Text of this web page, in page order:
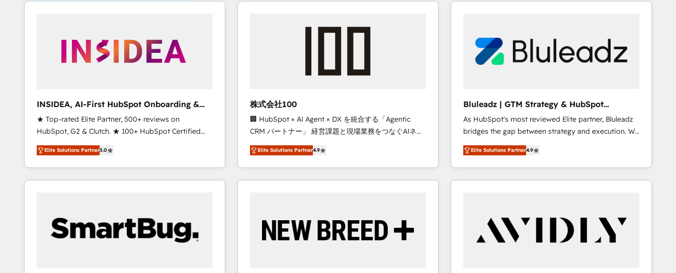
INSIDEA, AI-First HubSpot Onboarding &
RevOps
★ Top-rated Elite Partner, 500+ reviews on
HubSpot, G2 & Clutch. ★ 100+ HubSpot Certified
Experts & Trainers across the team ★ 1,500+
implementations across five continents ★ AI-First,
RevOps-led, Onboarding obsessed ★ Company of
the Year 2024/25 INSIDEA helps growing companies
workflows that drive adoption from week one, in
your time zone. What we do ➤ Onboarding: Live in
weeks, with workflows built around your business,
Elite Solutions Partner5.0
株式会社100
🏢 HubSpot × AI Agent × DX を統合する「Agentic
CRM パートナー」 経営課題と現場業務をつなぐAIネイ
ティブ・エージェンシーとして、HubSpot Eliteの実装
力で顧客フロント業務を再設計します。 💡 100inc は何
をする会社か？ HubSpotを共通基盤に、AIエージェン
トを組み込んだ顧客フロント業務（マーケティング・営
を、CRMを軸とした全社共通基盤に再構築します。意
思決定者・PMO・現場担当者に並走します。 1️⃣
Elite Solutions Partner4.9
Bluleadz | GTM Strategy & HubSpot
Implementation
As HubSpot's most reviewed Elite partner, Bluleadz
bridges the gap between strategy and execution. We
don't just "set up tools" — we install the GTM
Operating System (GTM OS) to align your leadership
and engineer a portal that drives predictable
revenue velocity. 🚀 GTM Strategy & Alignment
"accelerating a mess." ⚙️ Elite Engineering & AI
Scalable Architecture: Zero-technical-debt setup
across all Hubs, validated by our 7 HubSpot
Elite Solutions Partner4.9